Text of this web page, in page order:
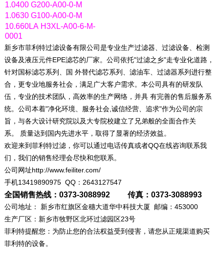
1.0400 G200-A00-0-M
1.0630 G100-A00-0-M
10.660LA H3XL-A00-6-M-
0001
新乡市菲利特过滤设备有限公司是专业生产过滤器、过滤设备、检测
设备及液压元件EPE滤芯的厂家。公司依托"过滤之乡"走专业化道路，
针对国标滤芯系列、国 外替代滤芯系列、滤油车、过滤器系列进行整
合，更专业地服务社会，满足广大客户需求。本公司具有的研发队
伍，专业的技术团队，高效率的生产网络，并具 有完善的售后服务系
统。公司本着"净化环境、服务社会,诚信经营、追求"作为公司的宗
旨，与各大设计研究院以及大专院校建立了兄弟般的全面合作关
系。 质量达到国内先进水平，取得了显著的经济效益。
欢迎来到菲利特过滤，你可以通过电话传真或者QQ在线咨询联系我
们，我们的销售经理会尽快和您联系。
公司网址http://www.feiliter.com/
手机13419890975 QQ：2643127547
全国销售热线：0373-3088992 传真：0373-3088993
公司地址： 新乡市红旗区金穗大道华中科技大厦 邮编：453000
生产厂区：新乡市牧野区北环过滤园区23号
菲利特提醒您：为防止您的合法权益受到侵害，请您从正规渠道购买
菲利特的设备。